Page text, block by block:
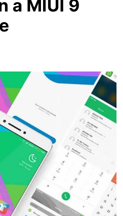
a MIUI 9